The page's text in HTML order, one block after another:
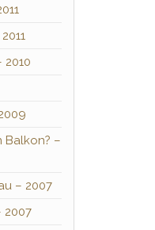
2010
Balkon? –
– 2007
2007